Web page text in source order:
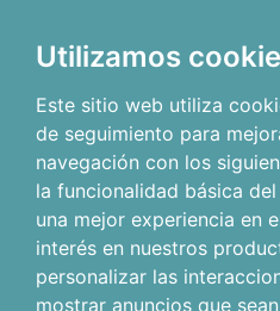
Utilizamos
Este sitio web utiliza
de seguimiento para
navegación con los
la funcionalidad básica
una mejor experiencia en
interés en nuestros
personalizar las
mostrar anuncios que